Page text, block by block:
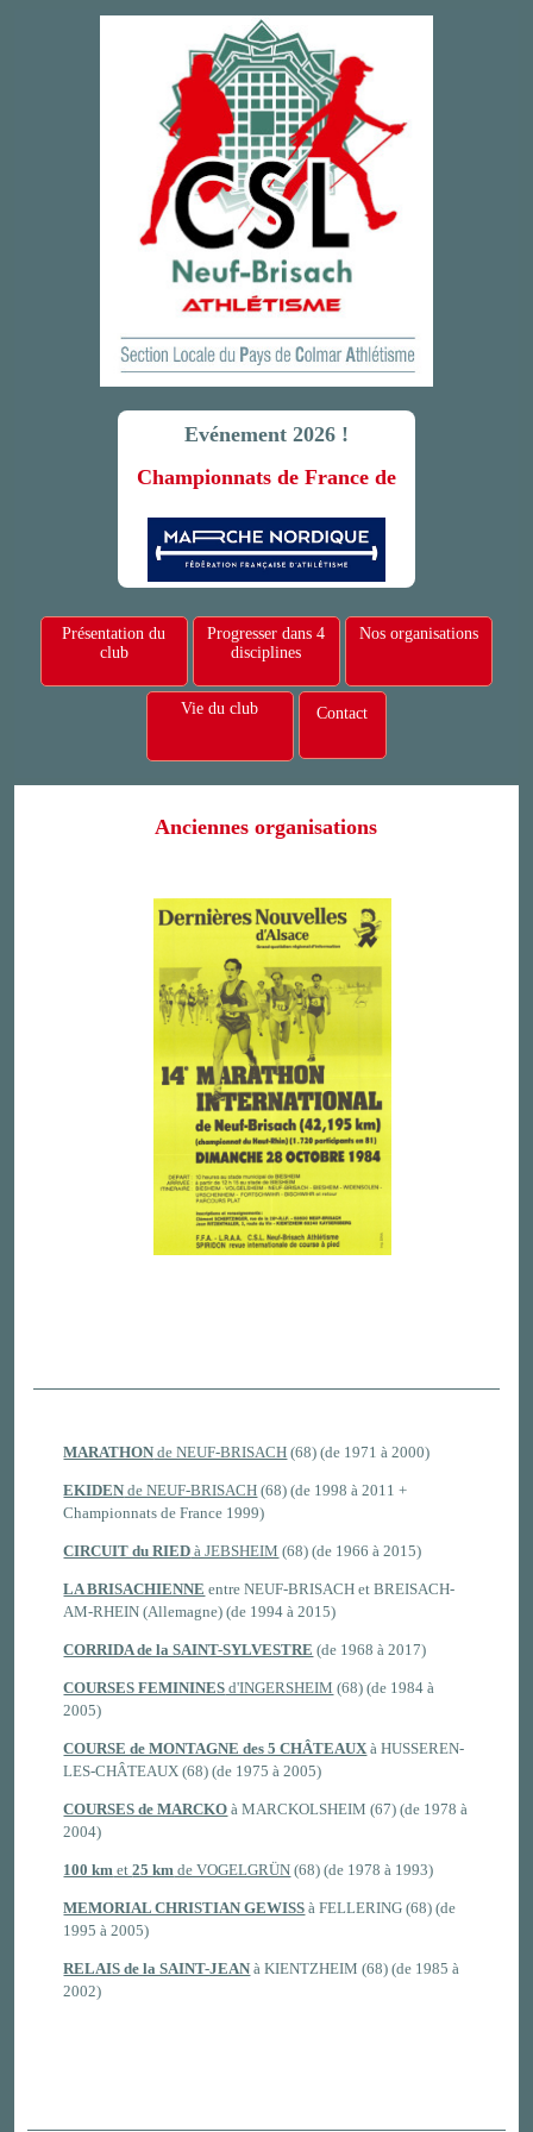
Evénement 2026 !
Championnats de France de
Présentation du
club
Progresser dans 4
disciplines
Nos organisations
Vie du club Contact
Anciennes organisations
MARATHON de NEUF-BRISACH (68) (de 1971 à 2000)
EKIDEN de NEUF-BRISACH (68) (de 1998 à 2011 +
Championnats de France 1999)
CIRCUIT du RIED à JEBSHEIM (68) (de 1966 à 2015)
LA BRISACHIENNE entre NEUF-BRISACH et BREISACH-
AM-RHEIN (Allemagne) (de 1994 à 2015)
CORRIDA de la SAINT-SYLVESTRE (de 1968 à 2017)
COURSES FEMININES d'INGERSHEIM (68) (de 1984 à
2005)
COURSE de MONTAGNE des 5 CHÂTEAUX à HUSSEREN-
LES-CHÂTEAUX (68) (de 1975 à 2005)
COURSES de MARCKO à MARCKOLSHEIM (67) (de 1978 à
2004)
100 km et25 km de VOGELGRÜN (68) (de 1978 à 1993)
MEMORIAL CHRISTIAN GEWISS à FELLERING (68) (de
1995 à 2005)
RELAIS de la SAINT-JEAN à KIENTZHEIM (68) (de 1985 à
2002)